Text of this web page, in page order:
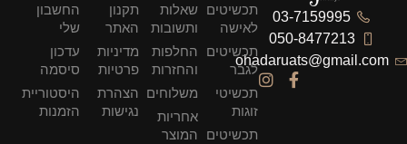
03-7159995
050-8477213
ohadaruats@gmail.com
תכשיטים
לאישה
תכשיטים
לגבר
תכשיטי
זוגות
תכשיטים
שאלות
ותשובות
החלפות
והחזרות
משלוחים
אחריות
המוצר
תקנון
האתר
מדיניות
פרטיות
הצהרת
נגישות
החשבון
שלי
עדכון
סיסמה
היסטוריית
הזמנות